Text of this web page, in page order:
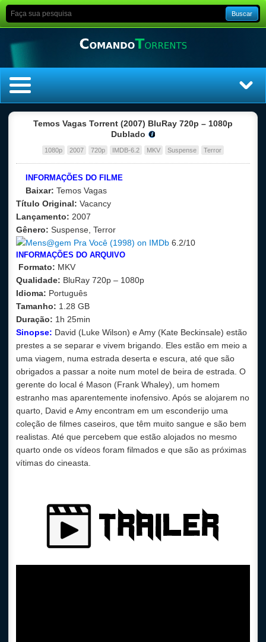
Buscar
Top Séries
Legendado
Temos Vagas Torrent (2007) BluRay 720p – 1080p
Dublado
1080p 2007 720p IMDB-6.2 MKV Suspense Terror
INFORMAÇÕES DO FILME
Baixar: Temos Vagas
Título Original: Vacancy
Lançamento: 2007
Gênero: Suspense, Terror
6.2/10
INFORMAÇÕES DO ARQUIVO
Formato: MKV
Qualidade: BluRay 720p – 1080p
Idioma: Português
Tamanho: 1.28 GB
Duração: 1h 25min
Sinopse: David (Luke Wilson) e Amy (Kate Beckinsale) estão
prestes a se separar e vivem brigando. Eles estão em meio a
uma viagem, numa estrada deserta e escura, até que são
obrigados a passar a noite num motel de beira de estrada. O
gerente do local é Mason (Frank Whaley), um homem
estranho mas aparentemente inofensivo. Após se alojarem no
quarto, David e Amy encontram em um esconderijo uma
coleção de filmes caseiros, que têm muito sangue e são bem
realistas. Até que percebem que estão alojados no mesmo
quarto onde os vídeos foram filmados e que são as próximas
vítimas do cineasta.